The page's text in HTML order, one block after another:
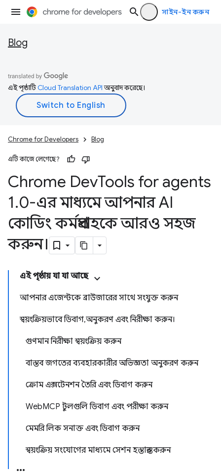
সাইন-ইন করুন
Blog
এই পৃষ্ঠাটিCloud Translation APIঅনুবাদ করেছে।
Chrome for Developers Blog
এটি কাজে লেগেছে?
Chrome DevTools for agents
1.0-এর মাধ্যমে আপনার AI
কোডিং কর্মপ্রবাহকে আরও সহজ
করুন।
এই পৃষ্ঠায় যা যা আছে
আপনার এজেন্টকে ব্রাউজারের সাথে সংযুক্ত করুন
স্বয়ংক্রিয়ভাবে ডিবাগ, অনুকরণ এবং নিরীক্ষা করুন।
গুণমান নিরীক্ষা স্বয়ংক্রিয় করুন
বাস্তব জগতের ব্যবহারকারীর অভিজ্ঞতা অনুকরণ করুন
ক্রোম এক্সটেনশন তৈরি এবং ডিবাগ করুন
WebMCP টুলগুলি ডিবাগ এবং পরীক্ষা করুন
মেমরি লিক সনাক্ত এবং ডিবাগ করুন
স্বয়ংক্রিয় সংযোগের মাধ্যমে সেশন হস্তান্তর করুন